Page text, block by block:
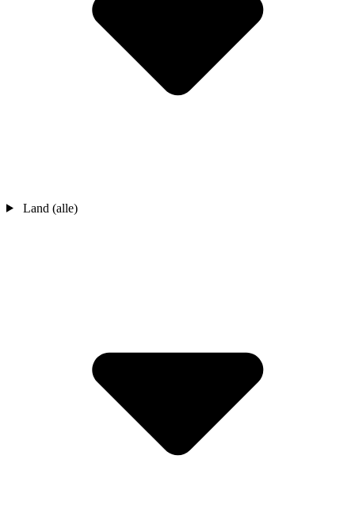
Land (alle)